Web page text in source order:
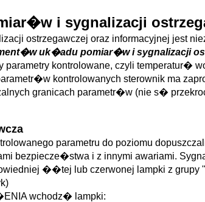
i sygnalizacji
ostrzegawczej oraz informacyjnej jest
uk�adu pomiar�w i sygnalizacji
parametry kontrolowane, czyli
kontrolowanych sterownik ma
granicach parametr�w (nie s�
parametru do poziomu
bezpiecze�stwa i z innymi awariami.
��tej lub czerwonej lampki z grupy
wchodz� lampki: